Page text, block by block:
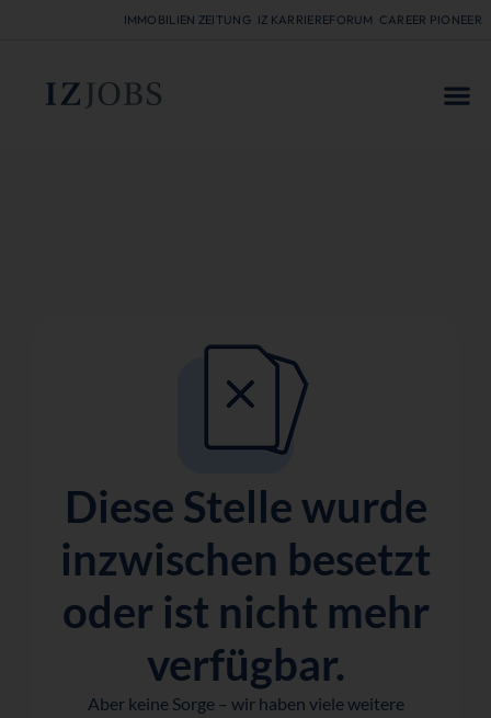
IMMOBILIEN ZEITUNG IZ KARRIEREFORUM CAREER PIONEER
Diese Stelle wurde
inzwischen besetzt
oder ist nicht mehr
verfügbar.
Aber keine Sorge – wir haben viele weitere